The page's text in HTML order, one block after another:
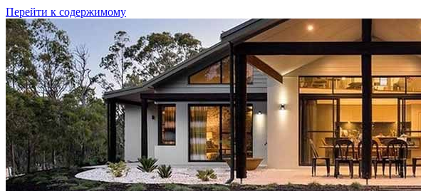
Перейти к содержимому